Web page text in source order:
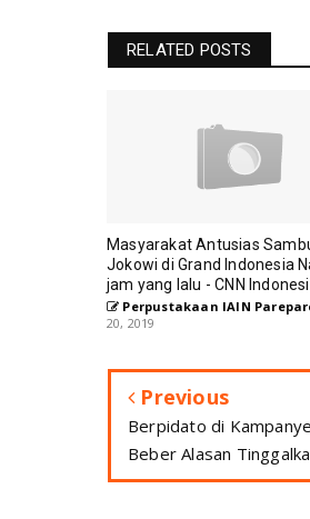
RELATED POSTS
Masyarakat Antusias
Jokowi di Grand Indonesia
jam yang lalu - CNN
Perpustakaan IAIN
20, 2019
Previous
Berpidato di
Beber Alasan